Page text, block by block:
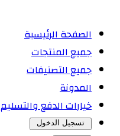
الصفحة الرئيسية
جميع المنتجات
جميع التصنيفات
المدونة
خيارات الدفع والتسليم
تسجيل الدخول